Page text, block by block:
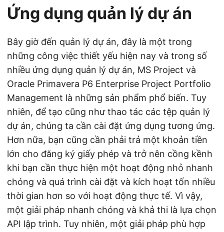
Ứng dụng quản lý dự án
Bây giờ đến quản lý dự án, đây là một trong
những công việc thiết yếu hiện nay và trong số
nhiều ứng dụng quản lý dự án, MS Project và
Oracle Primavera P6 Enterprise Project Portfolio
Management là những sản phẩm phổ biến. Tuy
nhiên, để tạo cũng như thao tác các tệp quản lý
dự án, chúng ta cần cài đặt ứng dụng tương ứng.
Hơn nữa, bạn cũng cần phải trả một khoản tiền
lớn cho đăng ký giấy phép và trở nên cồng kềnh
khi bạn cần thực hiện một hoạt động nhỏ nhanh
chóng và quá trình cài đặt và kích hoạt tốn nhiều
thời gian hơn so với hoạt động thực tế. Vì vậy,
một giải pháp nhanh chóng và khả thi là lựa chọn
API lập trình. Tuy nhiên, một giải pháp phù hợp